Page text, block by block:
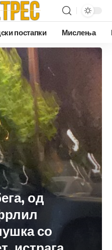
постапки Мислења
од
со